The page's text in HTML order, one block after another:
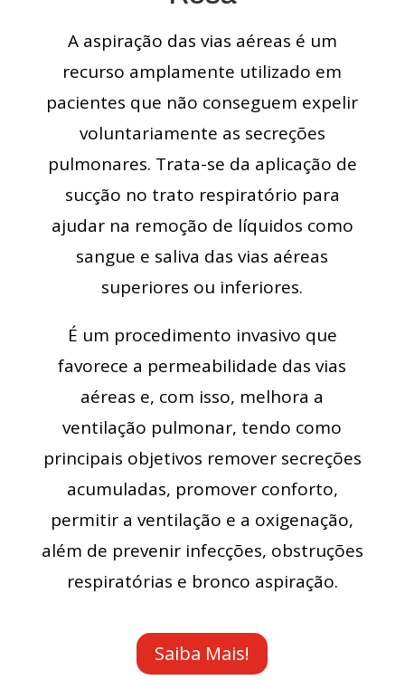
A aspiração das vias aéreas é um
recurso amplamente utilizado em
pacientes que não conseguem expelir
voluntariamente as secreções
pulmonares. Trata-se da aplicação de
sucção no trato respiratório para
ajudar na remoção de líquidos como
sangue e saliva das vias aéreas
superiores ou inferiores.
É um procedimento invasivo que
favorece a permeabilidade das vias
aéreas e, com isso, melhora a
ventilação pulmonar, tendo como
principais objetivos remover secreções
acumuladas, promover conforto,
permitir a ventilação e a oxigenação,
além de prevenir infecções, obstruções
respiratórias e bronco aspiração.
Saiba Mais!